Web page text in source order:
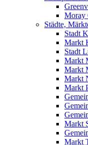
Moray
Städte,
Stadt
Markt
Stadt
Markt
Markt
Markt
Markt
Markt
Markt